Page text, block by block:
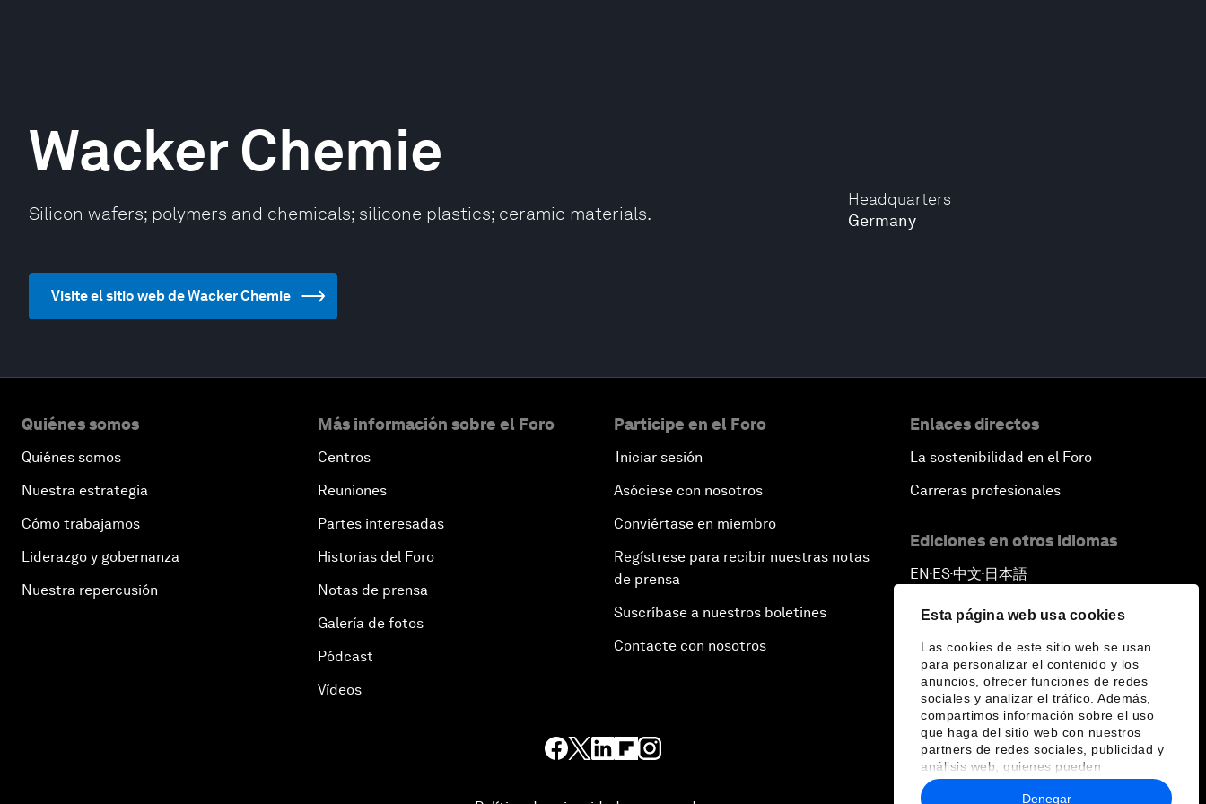
Esta página web usa cookies
Las cookies de este sitio web se usan
para personalizar el contenido y los
anuncios, ofrecer funciones de redes
sociales y analizar el tráfico. Además,
compartimos información sobre el uso
que haga del sitio web con nuestros
partners de redes sociales, publicidad y
análisis web, quienes pueden
combinarla con otra información que les
haya proporcionado o que hayan
Denegar
Headquarters
Germany
Wacker Chemie
Silicon wafers; polymers and chemicals; silicone plastics; ceramic materials.
Visite el sitio web de Wacker Chemie
Quiénes somos
Quiénes somos
Nuestra estrategia
Cómo trabajamos
Liderazgo y gobernanza
Nuestra repercusión
Más información sobre el Foro
Centros
Reuniones
Partes interesadas
Historias del Foro
Notas de prensa
Galería de fotos
Pódcast
Vídeos
Participe en el Foro
Iniciar sesión
Asóciese con nosotros
Conviértase en miembro
Regístrese para recibir nuestras notas
de prensa
Suscríbase a nuestros boletines
Contacte con nosotros
Enlaces directos
La sostenibilidad en el Foro
Carreras profesionales
Ediciones en otros idiomas
EN ▪ES▪中文▪ 日本語